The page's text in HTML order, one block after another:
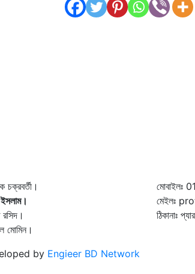
চক্রবর্তী।
মোমিন।
মোবাইলঃ
মেইলঃ
ঠিকানাঃ
by Engieer BD Network